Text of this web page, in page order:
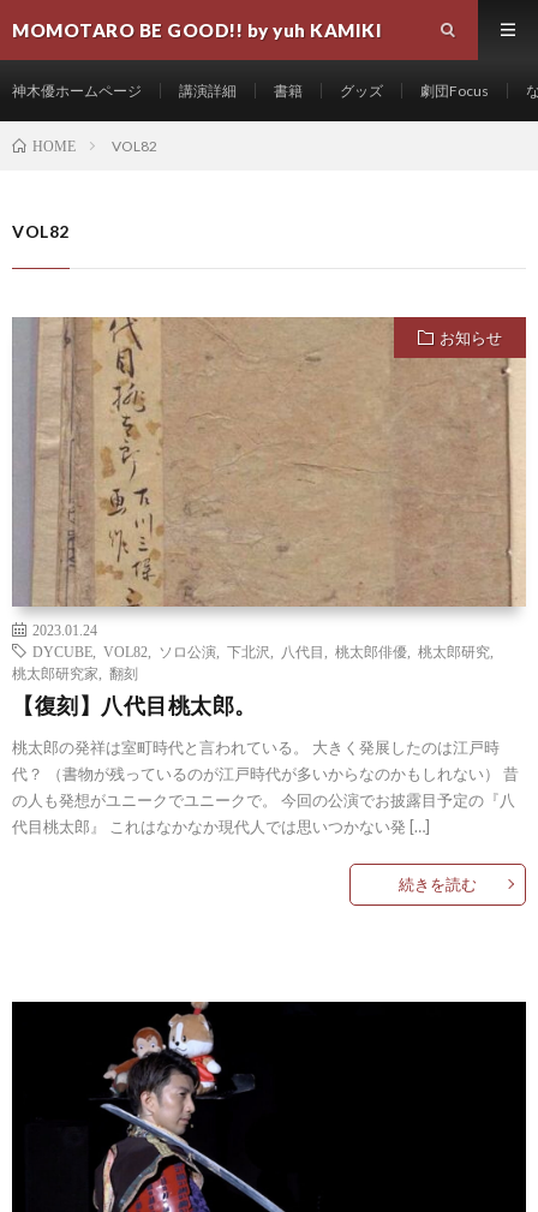
MOMOTARO BE GOOD!! by yuh KAMIKI
神木優ホームページ 講演詳細 書籍 グッズ 劇団Focus
HOME VOL82
VOL82
お知らせ
2023.01.24
DYCUBE
VOL82 ソロ公演 下北沢 八代目 桃太郎俳優 桃太郎研究
桃太郎研究家
翻刻
【復刻】八代目桃太郎。
桃太郎の発祥は室町時代と言われている。 大きく発展したのは江戸時
代？ （書物が残っているのが江戸時代が多いからなのかもしれない） 昔
の人も発想がユニークでユニークで。 今回の公演でお披露目予定の『八
代目桃太郎』 これはなかなか現代人では思いつかない発 […]
続きを読む